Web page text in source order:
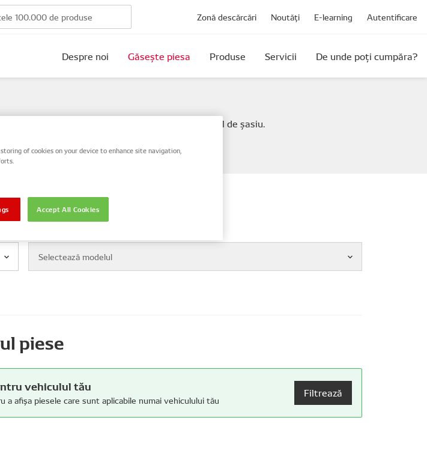
Zonă descărcări Noutăți E-learning Autentificare
Despre noi Găsește piesa Produse Servicii De unde poți cumpăra?
de identificare al vehiculului (VIN) / numărul de șasiu.
Selectează modelul
piese
vehiculul tău
a afișa piesele care sunt aplicabile numai vehiculului tău
Filtrează
of cookies on your device to enhance site navigation,
Accept All Cookies